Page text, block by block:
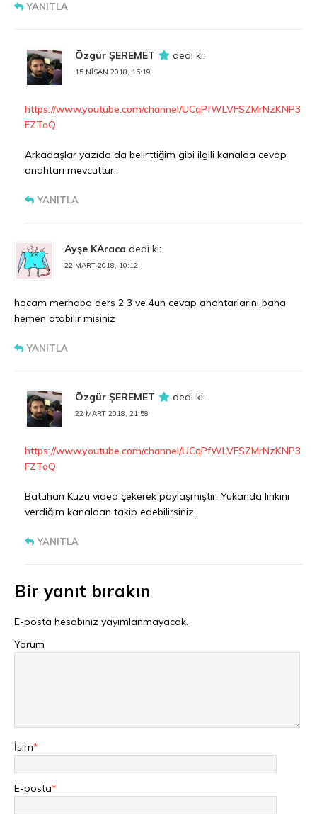
YANITLA
Özgür ŞEREMET dedi ki:
15 NISAN 2018, 15:19
https://www.youtube.com/channel/UCqPfWLVFSZMrNzKNP3
FZToQ
Arkadaşlar yazıda da belirttiğim gibi ilgili kanalda cevap
anahtarı mevcuttur.
YANITLA
Ayşe KAraca dedi ki:
22 MART 2018, 10:12
hocam merhaba ders 2 3 ve 4un cevap anahtarlarını bana
hemen atabilir misiniz
YANITLA
Özgür ŞEREMET dedi ki:
22 MART 2018, 21:58
https://www.youtube.com/channel/UCqPfWLVFSZMrNzKNP3
FZToQ
Batuhan Kuzu video çekerek paylaşmıştır. Yukarıda linkini
verdiğim kanaldan takip edebilirsiniz.
YANITLA
Bir yanıt bırakın
E-posta hesabınız yayımlanmayacak.
Yorum
İsim*
E-posta*